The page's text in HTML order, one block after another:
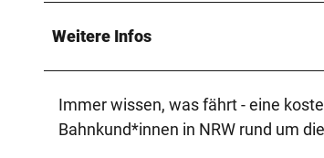
Weitere Infos
Immer wissen, was fährt - eine
Bahnkund*innen in NRW rund um